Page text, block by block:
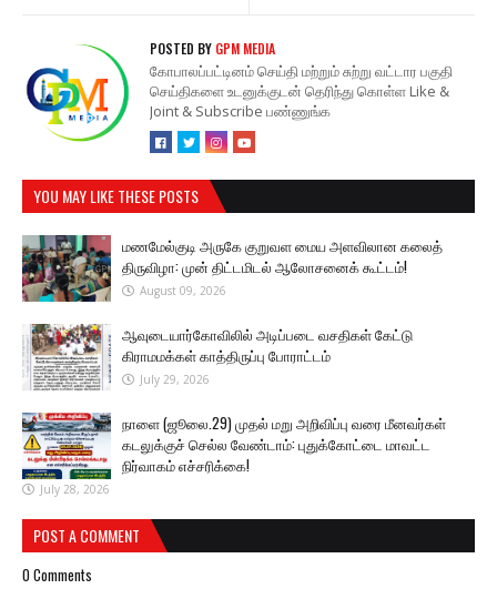
POSTED BY GPM MEDIA
கோபாலப்பட்டினம் செய்தி மற்றும் சுற்று வட்டார பகுதி
செய்திகளை உடனுக்குடன் தெரிந்து கொள்ள Like &
Joint & Subscribe பண்ணுங்க
YOU MAY LIKE THESE POSTS
மணமேல்குடி அருகே குறுவள மைய அளவிலான கலைத்
திருவிழா: முன் திட்டமிடல் ஆலோசனைக் கூட்டம்!
August 09, 2026
ஆவுடையார்கோவிலில் அடிப்படை வசதிகள் கேட்டு
கிராமமக்கள் காத்திருப்பு போராட்டம்
July 29, 2026
நாளை (ஜூலை.29) முதல் மறு அறிவிப்பு வரை மீனவர்கள்
கடலுக்குச் செல்ல வேண்டாம்: புதுக்கோட்டை மாவட்ட
நிர்வாகம் எச்சரிக்கை!
July 28, 2026
POST A COMMENT
0 Comments